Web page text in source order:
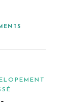
ELOPEMENT